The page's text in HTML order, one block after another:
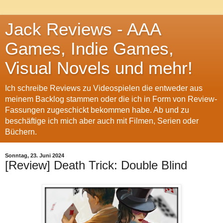
Jack Reviews - AAA
Games, Indie Games,
Visual Novels und mehr!
Ich schreibe Reviews zu Videospielen die entweder aus
meinem Backlog stammen oder die ich in Form von Review-
Fassungen zugeschickt bekommen habe. Ab und zu
beschäftige ich mich aber auch mit Filmen, Serien oder
Büchern.
Sonntag, 23. Juni 2024
[Review] Death Trick: Double Blind